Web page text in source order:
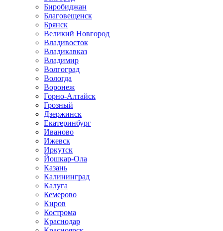
Биробиджан
Благовещенск
Брянск
Великий Новгород
Владивосток
Владикавказ
Владимир
Волгоград
Вологда
Воронеж
Горно-Алтайск
Грозный
Дзержинск
Екатеринбург
Иваново
Ижевск
Иркутск
Йошкар-Ола
Казань
Калининград
Калуга
Кемерово
Киров
Кострома
Краснодар